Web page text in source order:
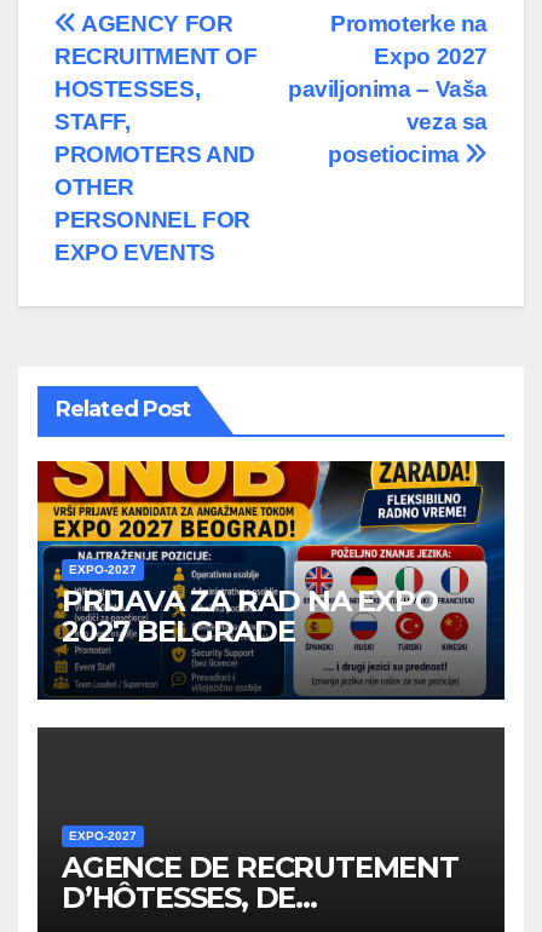
Post
navigation
Promoterke na
Expo 2027
paviljonima – Vaša
veza sa
posetiocima
AGENCY FOR
RECRUITMENT OF
HOSTESSES,
STAFF,
PROMOTERS AND
OTHER
PERSONNEL FOR
EXPO EVENTS
Related Post
EXPO-2027
PRIJAVA ZA RAD NA EXPO
2027 BELGRADE
EXPO-2027
AGENCE DE RECRUTEMENT
D’HÔTESSES, DE